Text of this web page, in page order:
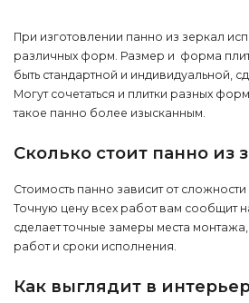
При изготовлении панно из зеркал
различных форм. Размер и форма
быть стандартной и индивидуальной,
Могут сочетаться и плитки разных
такое панно более изысканным.
Сколько стоит панно из
Стоимость панно зависит от
Точную цену всех работ вам сообщит
сделает точные замеры места
работ и сроки исполнения.
Как выглядит в